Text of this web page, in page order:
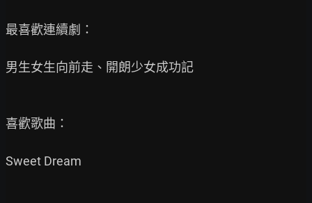
最喜歡連續劇：
男生女生向前走、開朗少女成功記
喜歡歌曲：
Sweet Dream